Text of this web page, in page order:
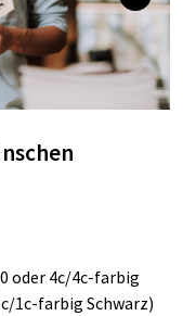
oder 4c/4c-farbig
1c-farbig Schwarz)